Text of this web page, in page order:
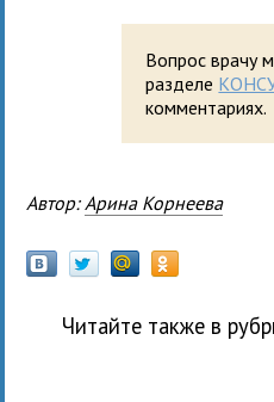
Вопрос врачу
разделе
комментариях.
Автор: Арина Корнеева
Читайте также в